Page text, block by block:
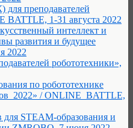
для преподавателей
BATTLE, 1-31 августа 2022
интеллект и
развития и будущее
2022
робототехники»,
по робототехнике
/ ONLINE_BATTLE,
STEAM-образования и